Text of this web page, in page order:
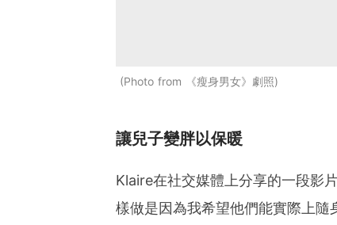
Photo from 《瘦身男女》劇照
讓兒子變胖以保暖
Klaire在社交媒體上分享的一段影
樣做是因為我希望他們能實際上